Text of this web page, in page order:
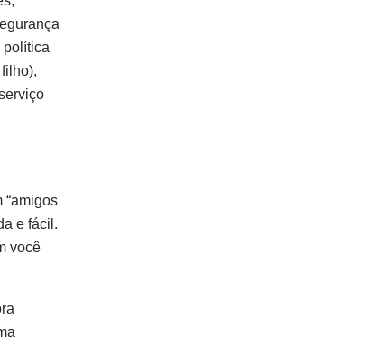
política
“amigos
e fácil.
você